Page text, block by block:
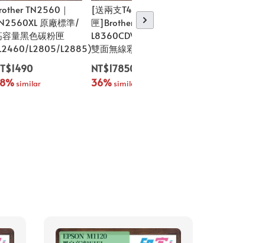
TN2560｜
原廠標準/
容量黑色碳粉匣
L2805/L2885)
similar
[送兩支T459高容黑
匣]Brother HL-
L8360CDW 高速雙網
雙面無線彩雷印表機
NT$17850
36% similar